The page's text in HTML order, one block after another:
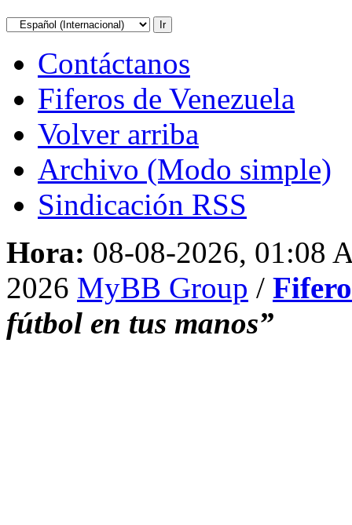
Contáctanos
Fiferos de Venezuela
Volver arriba
Archivo (Modo simple)
Sindicación RSS
Hora: 08-08-2026, 01:08
2026 MyBB Group /
fútbol en tus manos”